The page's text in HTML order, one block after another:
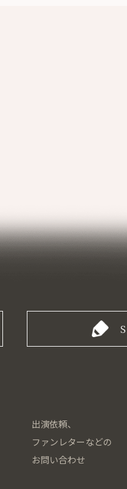
出演依頼、
ファンレターなどの
お問い合わせ